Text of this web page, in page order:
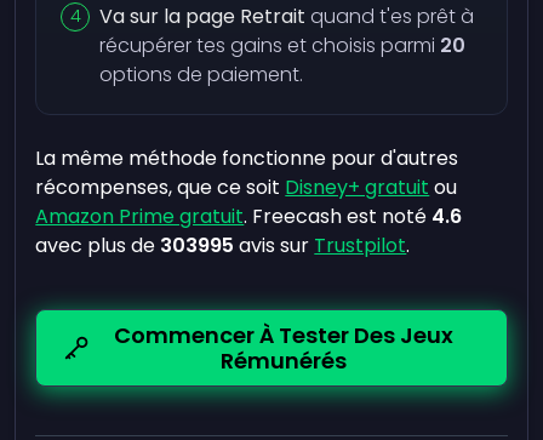
Va sur la page Retrait quand t'es prêt à
récupérer tes gains et choisis parmi 20
options de paiement.
La même méthode fonctionne pour d'autres
récompenses, que ce soit Disney+ gratuit ou
Amazon Prime gratuit. Freecash est noté 4.6
avec plus de 303995 avis sur Trustpilot.
Commencer À Tester Des Jeux
Rémunérés